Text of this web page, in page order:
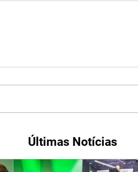
Últimas Notícias